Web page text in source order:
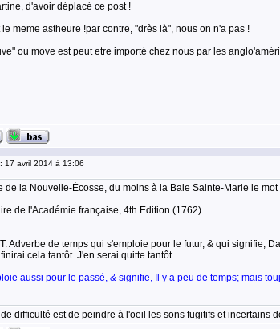
d'avoir déplacé ce post !
le meme astheure !par contre, "drès là", nous on n'a pas !
ou move est peut etre importé chez nous par les
17 avril 2014 à 13:06
de la Nouvelle-Écosse, du moins à la Baie Sainte-Marie le
de l'Académie française, 4th Edition (1762)
Adverbe de temps qui s'emploie pour le futur, & qui signifie,
cela tantôt. J'en serai quitte tantôt.
aussi pour le passé, & signifie, Il y a peu de temps; mais
difficulté est de peindre à l'oeil les sons fugitifs et incertains